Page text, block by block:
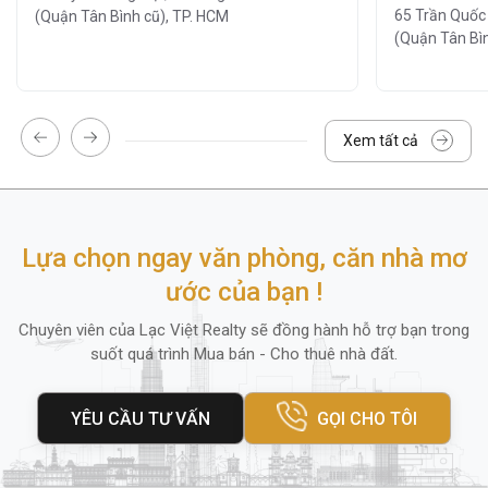
Hệ thống thang máy tốc độ cao
dục , mang lại sự tiện lợi tối đa cho nhân viên
GBC Tower cung cấp nhiều lựa chọn diện tích
thuê linh hoạt phù hợp với mọi loại hình doanh
nghiệpvừa và nhỏ,startuphoặc văn phòng
đại diện:
Diện tích nhỏ: 20m²
(phù hợp văn phòng
Nguyên sàn: 100m²(phù hợp công ty quy
(Quận Tân Bình cũ), TP. HCM
65 Trần
(Quận Tân
Xem tất cả
Lựa chọn ngay văn phòng, căn nhà mơ
ước của bạn !
Chuyên viên của Lạc Việt Realty sẽ đồng hành hỗ trợ bạn trong
suốt quá trình Mua bán - Cho thuê nhà đất.
YÊU CẦU TƯ VẤN GỌI CHO TÔI